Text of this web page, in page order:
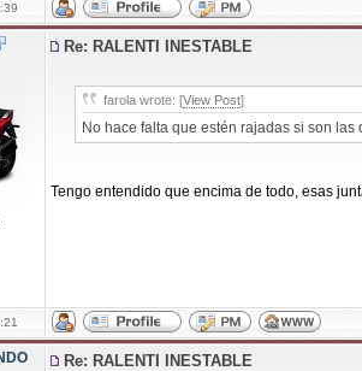
Re: RALENTI INESTABLE
farola wrote: [View Post]
No hace falta que estén rajadas si son
Tengo entendido que encima de todo, esas
Re: RALENTI INESTABLE